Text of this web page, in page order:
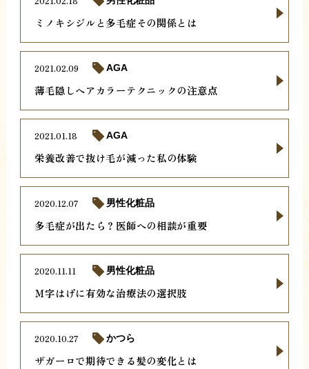
ミノキシジルと多毛症その関係とは
薄毛隠しヘアカラーテクニックの注意点
2021.02.09 AGA
栄養改善で抜け毛が減った私の体験
2021.01.18 AGA
多毛症が出たら？医師への相談が重要
2020.12.07 男性化粧品
Ｍ字はげに有効な治療法の選択肢
2020.11.11 男性化粧品
ザガーロで期待できる髪の変化とは
2020.10.27 かつら